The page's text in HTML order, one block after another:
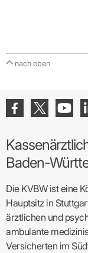
nach oben
Baden-
Die KVBW ist eine
Hauptsitz in
ärztlichen und
ambulante
Versicherten im